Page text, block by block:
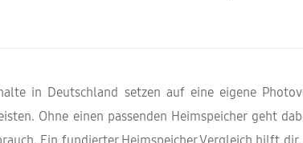
in Deutschland setzen auf eine eigene
Ohne einen passenden Heimspeicher geht